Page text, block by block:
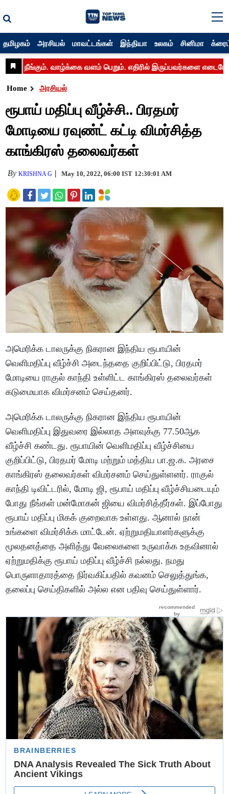
தமிழகம் அரசியல் மாவட்டங்கள் இந்தியா உலகம் சினிமா
Home அரசியல்
ரூபாய் மதிப்பு வீழ்ச்சி.. பிரதமர்
மோடியை ரவுண்ட் கட்டி விமர்சித்த
காங்கிரஸ் தலைவர்கள்
ByKRISHNA G May 10, 2022, 06:00 IST 12:30:01 AM
அமெரிக்க டாலருக்கு நிகரான இந்திய ரூபாயின்
வெளிமதிப்பு வீழ்ச்சி அடைந்ததை குறிப்பிட்டு, பிரதமர்
மோடியை ராகுல் காந்தி உள்ளிட்ட காங்கிரஸ் தலைவர்கள்
கடுமையாக விமர்சனம் செய்தனர்.
அமெரிக்க டாலருக்கு நிகரான இந்திய ரூபாயின்
வெளிமதிப்பு இதுவரை இல்லாத அளவுக்கு 77.50ஆக
வீழ்ச்சி கண்டது. ரூபாயின் வெளிமதிப்பு வீழ்ச்சியை
குறிப்பிட்டு, பிரதமர் மோடி மற்றும் மத்திய பா.ஜ.க. அரசை
காங்கிரஸ் தலைவர்கள் விமர்சனம் செய்துள்ளனர். ராகுல்
காந்தி டிவிட்டரில், மோடி ஜி, ரூபாய் மதிப்பு வீழ்ச்சியடையும்
போது நீங்கள் மன்மோகன் ஜியை விமர்சித்தீர்கள். இப்போது
ரூபாய் மதிப்பு மிகக் குறைவாக உள்ளது. ஆனால் நான்
உங்களை விமர்சிக்க மாட்டேன். ஏற்றுமதியாளர்களுக்கு
மூலதனத்தை அளித்து வேலைகளை உருவாக்க உதவினால்
ஏற்றுமதிக்கு ரூபாய் மதிப்பு வீழ்ச்சி நல்லது. நமது
பொருளாதாரத்தை நிர்வகிப்பதில் கவனம் செலுத்துங்க,
தலைப்பு செய்திகளில் அல்ல என பதிவு செய்துள்ளார்.